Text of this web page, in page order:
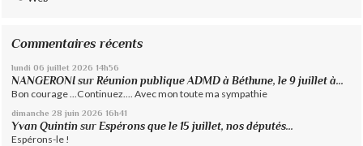
Commentaires récents
lundi 06 juillet 2026 14h56
NANGERONI surRéunion publique ADMD à Béthune, le 9 juillet à...
Bon courage ...Continuez.... Avec mon toute ma sympathie
dimanche 28 juin 2026 16h41
Yvan Quintin surEspérons que le 15 juillet, nos députés...
Espérons-le !